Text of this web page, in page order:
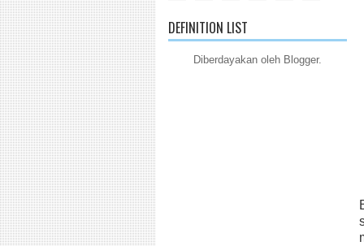
DEFINITION LIST
Diberdayakan oleh Blogger.